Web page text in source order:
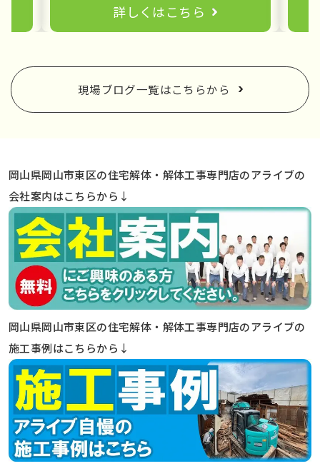
詳しくはこちら
現場ブログ一覧はこちらから
岡山県岡山市東区の住宅解体・解体工事専門店のアライブの
会社案内はこちらから↓
岡山県岡山市東区の住宅解体・解体工事専門店のアライブの
施工事例はこちらから↓